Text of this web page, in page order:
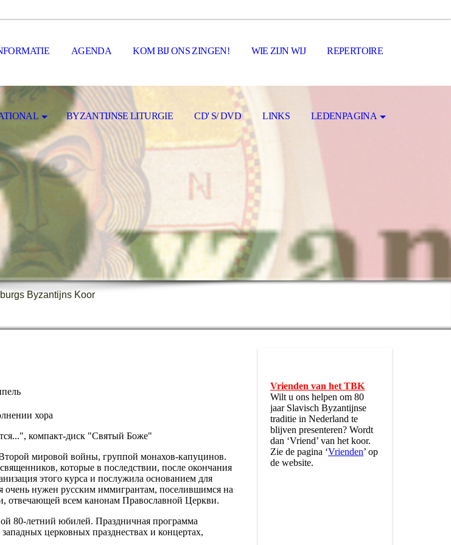
AGENDA KOM BIJ ONS ZINGEN! WIE ZIJN WIJ REPERTOIRE
BYZANTIJNSE LITURGIE CD' S/ DVD LINKS LEDENPAGINA
Byzantijns Koor
хора
компакт-диск "Святый Боже"
мировой войны, группой монахов-капуцинов.
которые в последствии, после окончания
этого курса и послужила основанием для
очень нужен русским иммигрантам, поселившимся на
всем канонам Православной Церкви.
80-летний юбилей. Праздничная программа
церковных празднествах и концертах,
Vrienden van het TBK
Wilt u ons helpen om 80
jaar Slavisch Byzantijnse
traditie in Nederland te
blijven presenteren? Wordt
dan ‘Vriend’ van het koor.
Zie de pagina ‘Vrienden’ op
de website.